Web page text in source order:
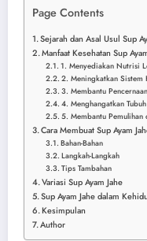
Page Contents
Sejarah dan Asal Usul Sup
Manfaat Kesehatan Sup
1. Menyediakan Nutrisi
2. Meningkatkan Sistem
3. Membantu Pencernaan
4. Menghangatkan Tubuh
5. Membantu
Cara Membuat Sup Ayam
Bahan-Bahan
Langkah-Langkah
Tips Tambahan
Variasi Sup Ayam Jahe
Sup Ayam Jahe dalam
Kesimpulan
Author